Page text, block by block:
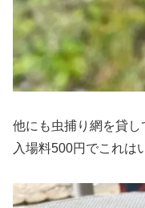
他にも虫捕り網を貸
入場料500円でこれは